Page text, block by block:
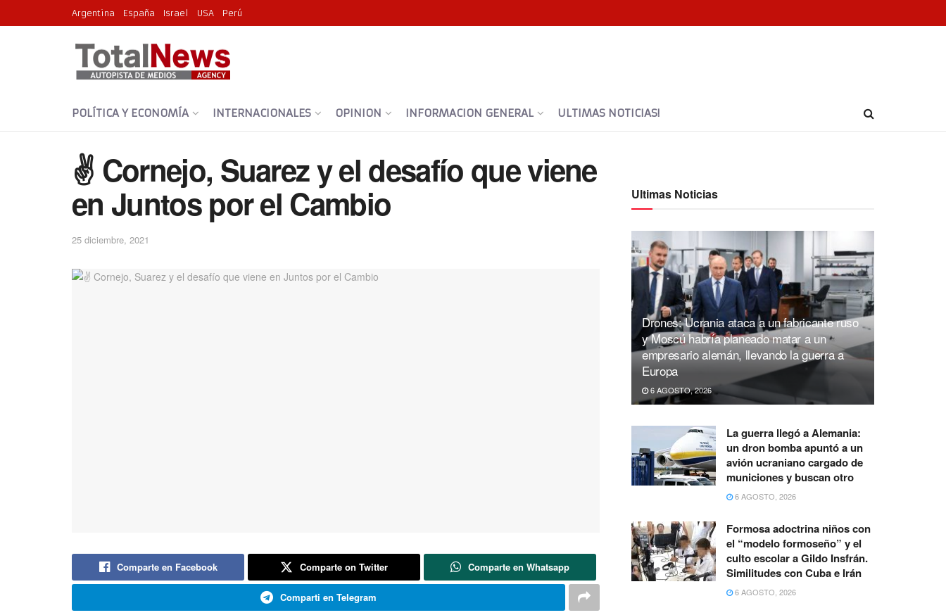
Argentina España Israel USA Perú
POLÍTICA Y ECONOMÍA INTERNACIONALES OPINION INFORMACION GENERAL ULTIMAS NOTICIAS!
✌️ Cornejo, Suarez y el desafío que viene
en Juntos por el Cambio
25 diciembre, 2021
Comparte en Facebook Comparte on Twitter Comparte en Whatsapp
Comparti en Telegram
Ultimas Noticias
Drones: Ucrania ataca a un fabricante ruso
y Moscú habría planeado matar a un
empresario alemán, llevando la guerra a
Europa
6 AGOSTO, 2026
La guerra llegó a Alemania:
un dron bomba apuntó a un
avión ucraniano cargado de
municiones y buscan otro
6 AGOSTO, 2026
Formosa adoctrina niños con
el “modelo formoseño” y el
culto escolar a Gildo Insfrán.
Similitudes con Cuba e Irán
6 AGOSTO, 2026